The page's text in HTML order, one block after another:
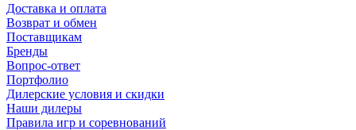
Доставка и оплата
Возврат и обмен
Поставщикам
Бренды
Вопрос-ответ
Портфолио
Дилерские условия и скидки
Наши дилеры
Правила игр и соревнований